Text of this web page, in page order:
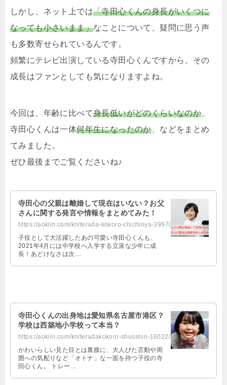
しかし、ネット上では「寺田心くんの身長がいくつに
なっても小さいまま」なことについて、疑問に思う声
も多数寄せられているんです。
頻繁にテレビ出演している寺田心くんですから、その
成長はファンとしても気になりますよね。
今回は、年齢に比べて身長低いがどのくらいなのか
寺田心くんは一体何年生になったのか、などをまとめ
てみました。
ぜひ最後までご覧くださいね♪
寺田心の父親は離婚して現在はいない？お父
さんに関する発言や情報をまとめてみた！
https://aokiin.com/kn/terada-kokoro-chichioya-39970/
子役として大活躍したあの可愛い寺田心くんも、
2021年4月には中学校へ入学する立派な少年に成
長！あどけなさは次…
寺田心くんの出身地は愛知県名古屋市港区？
学校は西築地小学校って本当？
https://aokiin.com/kn/teradakokoro-shusshin-16022/
かわいらしい見た目とは裏腹に、大人びた言動や周
囲への気配りなど「オトナ」な一面を持つ子役の寺
田心くん。 トレー…